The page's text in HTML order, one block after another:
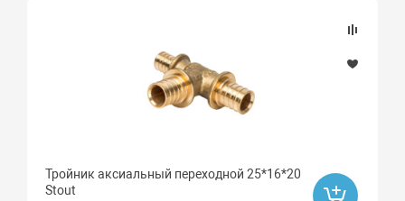
Тройник аксиальный переходной 25*16*20
Stout